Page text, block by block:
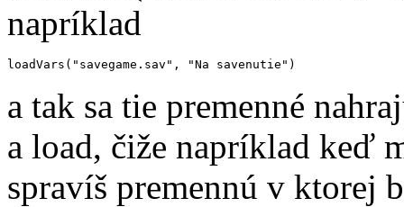
napríklad
loadVars("savegame.sav", "Na savenutie")
a tak sa tie premenné
a load, čiže napríklad keď
spravíš premennú v ktorej